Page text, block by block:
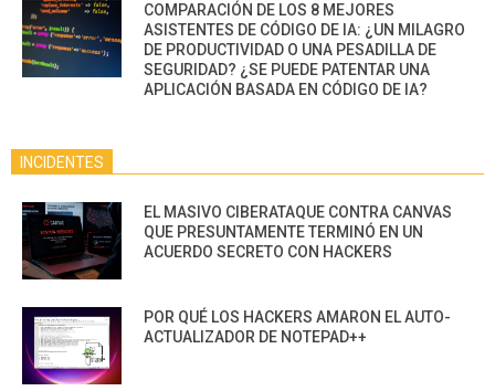
COMPARACIÓN DE LOS 8 MEJORES
ASISTENTES DE CÓDIGO DE IA: ¿UN MILAGRO
DE PRODUCTIVIDAD O UNA PESADILLA DE
SEGURIDAD? ¿SE PUEDE PATENTAR UNA
APLICACIÓN BASADA EN CÓDIGO DE IA?
INCIDENTES
EL MASIVO CIBERATAQUE CONTRA CANVAS
QUE PRESUNTAMENTE TERMINÓ EN UN
ACUERDO SECRETO CON HACKERS
POR QUÉ LOS HACKERS AMARON EL AUTO-
ACTUALIZADOR DE NOTEPAD++